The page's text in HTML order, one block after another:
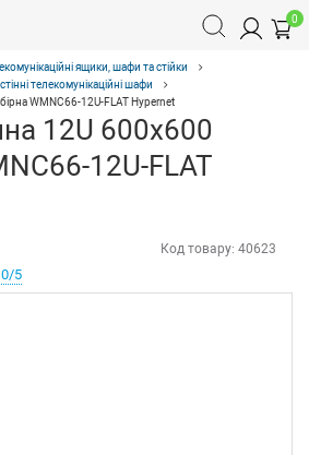
0
ящики, шафи та стійки
телекомунікаційні шафи
WMNC66-12U-FLAT Hypernet
12U 600х600
12U-FLAT
Код товару: 40623
5